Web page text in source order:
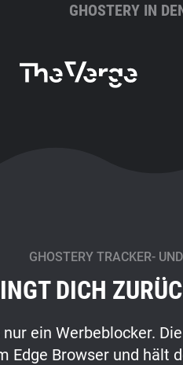
GHOSTERY IN
GHOSTERY TRACKER-
DICH
ein Werbeblocker.
Edge Browser und hält